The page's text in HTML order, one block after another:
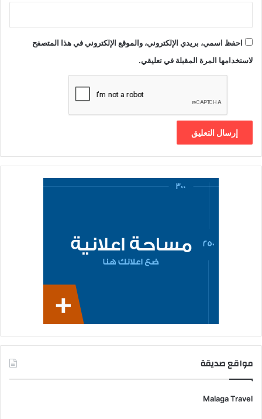
احفظ اسمي، بريدي الإلكتروني، والموقع الإلكتروني في هذا المتصفح
لاستخدامها المرة المقبلة في تعليقي.
مواقع صديقة
Malaga Travel